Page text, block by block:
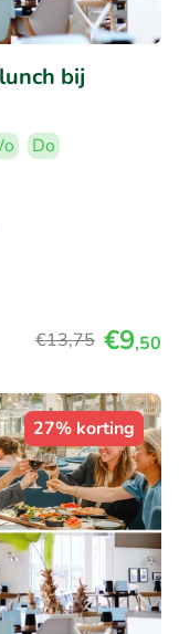
bij
Do
€13,75 €9,50
27% korting